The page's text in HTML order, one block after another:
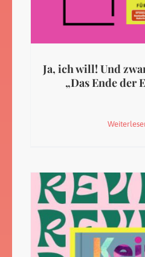
Ja, ich will! Und
„Das Ende der